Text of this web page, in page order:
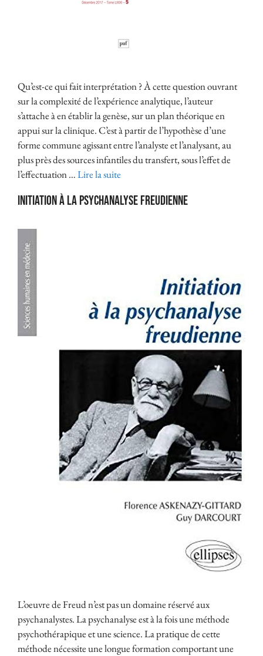
Qu’est-ce qui fait interprétation ? À cette question ouvrant
sur la complexité de l’expérience analytique, l’auteur
s’attache à en établir la genèse, sur un plan théorique en
appui sur la clinique. C’est à partir de l’hypothèse d’une
forme commune agissant entre l’analyste et l’analysant, au
plus près des sources infantiles du transfert, sous l’effet de
l’effectuation …Lire la suite
Initiation à la psychanalyse freudienne
L’oeuvre de Freud n’est pas un domaine réservé aux
psychanalystes. La psychanalyse est à la fois une méthode
psychothérapique et une science. La pratique de cette
méthode nécessite une longue formation comportant une